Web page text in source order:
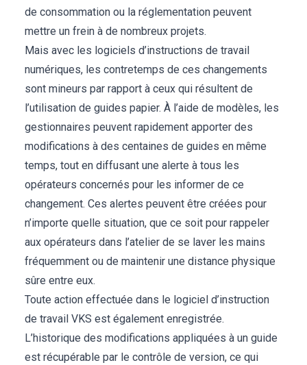
de consommation ou la réglementation peuvent
mettre un frein à de nombreux projets.
Mais avec les logiciels d’instructions de travail
numériques, les contretemps de ces changements
sont mineurs par rapport à ceux qui résultent de
l’utilisation de guides papier. À l’aide de modèles, les
gestionnaires peuvent rapidement apporter des
modifications à des centaines de guides en même
temps, tout en diffusant une alerte à tous les
opérateurs concernés pour les informer de ce
changement. Ces alertes peuvent être créées pour
n’importe quelle situation, que ce soit pour rappeler
aux opérateurs dans l’atelier de se laver les mains
fréquemment ou de maintenir une distance physique
sûre entre eux.
Toute action effectuée dans le logiciel d’instruction
de travail VKS est également enregistrée.
L’historique des modifications appliquées à un guide
est récupérable par le contrôle de version, ce qui